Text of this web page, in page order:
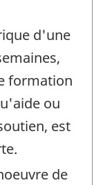
d'une
formation
ou
est
de